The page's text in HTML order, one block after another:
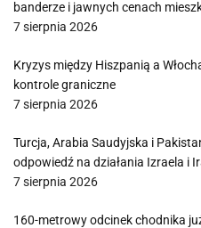
banderze i jawnych cenach
7 sierpnia 2026
Kryzys między Hiszpanią a
kontrole graniczne
7 sierpnia 2026
Turcja, Arabia Saudyjska i
odpowiedź na działania Izraela i
7 sierpnia 2026
160-metrowy odcinek chodnika